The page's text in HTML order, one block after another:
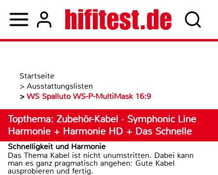
Startseite
> Ausstattungslisten
> WS Spalluto WS-P-MultiMask 16:9
Topthema: Zubehör-Kabel · Symphonic Line
Harmonie + Harmonie HD + Das Schnelle
Schnelligkeit und Harmonie
Das Thema Kabel ist nicht unumstritten. Dabei kann
man es ganz pragmatisch angehen: Gute Kabel
ausprobieren und fertig.